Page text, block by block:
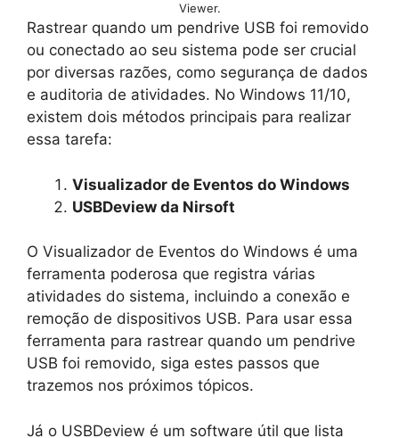
Viewer.
Rastrear quando um pendrive USB foi removido
ou conectado ao seu sistema pode ser crucial
por diversas razões, como segurança de dados
e auditoria de atividades. No Windows 11/10,
existem dois métodos principais para realizar
essa tarefa:
Visualizador de Eventos do Windows
USBDeview da Nirsoft
O Visualizador de Eventos do Windows é uma
ferramenta poderosa que registra várias
atividades do sistema, incluindo a conexão e
remoção de dispositivos USB. Para usar essa
ferramenta para rastrear quando um pendrive
USB foi removido, siga estes passos que
trazemos nos próximos tópicos.
Já o USBDeview é um software útil que lista